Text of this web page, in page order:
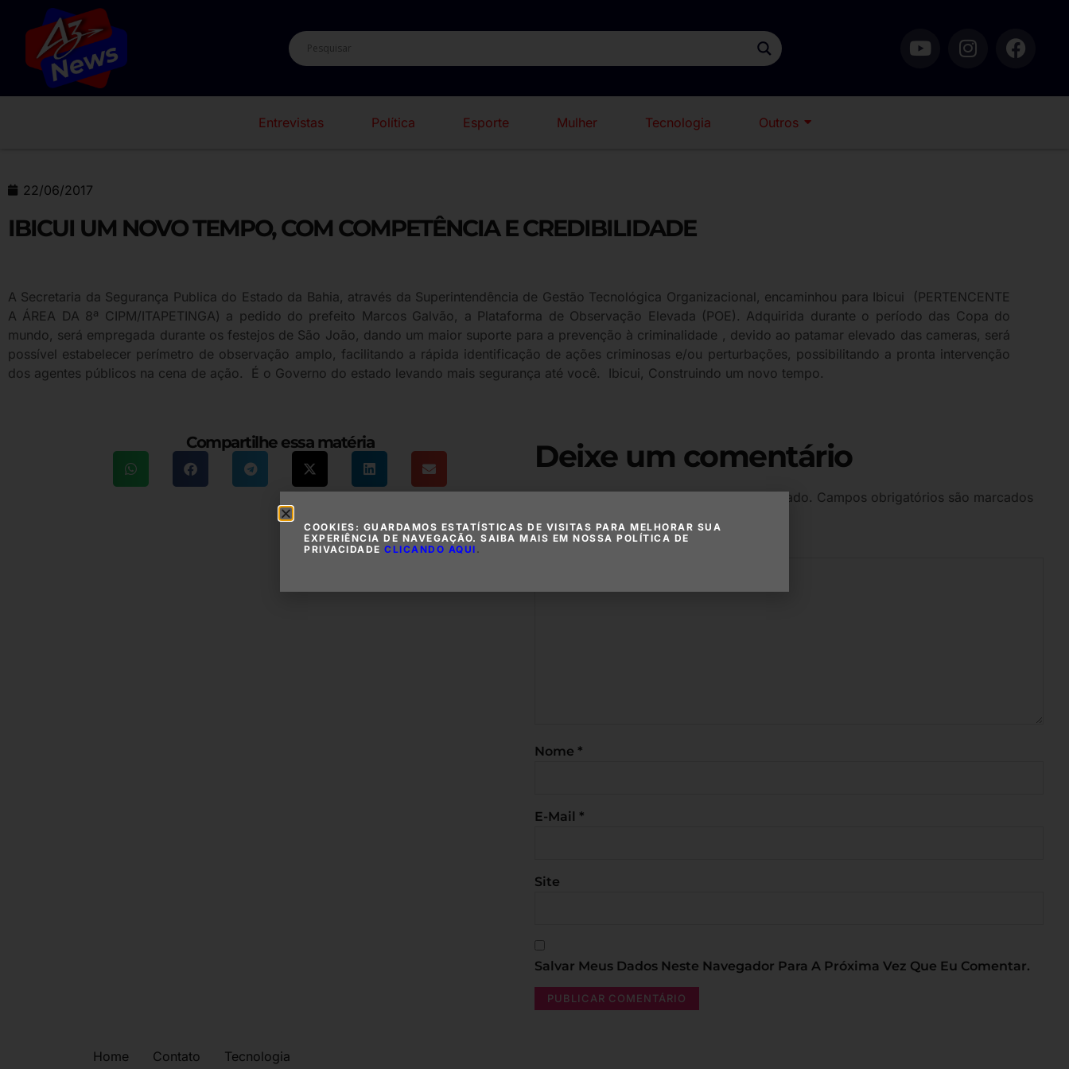
Entrevistas Política Esporte Mulher Tecnologia Outros
22/06/2017
IBICUI UM NOVO TEMPO, COM COMPETÊNCIA E CREDIBILIDADE
A Secretaria da Segurança Publica do Estado da Bahia, através da Superintendência de Gestão Tecnológica Organizacional, encaminhou para Ibicui (PERTENCENTE
A ÁREA DA 8ª CIPM/ITAPETINGA) a pedido do prefeito Marcos Galvão, a Plataforma de Observação Elevada (POE). Adquirida durante o período das Copa do
mundo, será empregada durante os festejos de São João, dando um maior suporte para a prevenção à criminalidade , devido ao patamar elevado das cameras, será
possível estabelecer perímetro de observação amplo, facilitando a rápida identificação de ações criminosas e/ou perturbações, possibilitando a pronta intervenção
dos agentes públicos na cena de ação. É o Governo do estado levando mais segurança até você. Ibicui, Construindo um novo tempo.
Compartilhe essa matéria Deixe um comentário
O seu endereço de e-mail não será publicado. Campos obrigatórios são marcados
Nome *
E-Mail *
Site
Salvar Meus Dados Neste Navegador Para A Próxima Vez Que Eu Comentar.
Home Contato Tecnologia
COOKIES: GUARDAMOS ESTATÍSTICAS DE VISITAS PARA MELHORAR SUA
EXPERIÊNCIA DE NAVEGAÇÃO. SAIBA MAIS EM NOSSA POLÍTICA DE
PRIVACIDADE CLICANDO AQUI .